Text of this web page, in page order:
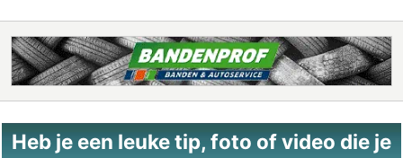
Heb je een leuke tip, foto of video die je